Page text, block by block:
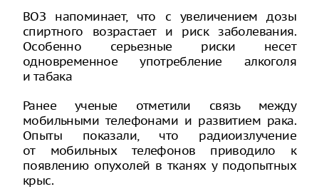
ВОЗ напоминает, что с увеличением дозы
спиртного возрастает и риск заболевания.
Особенно серьезные риски несет
одновременное употребление алкоголя
и табака
Ранее ученые отметили связь между
мобильными телефонами и развитием рака.
Опыты показали, что радиоизлучение
от мобильных телефонов приводило к
появлению опухолей в тканях у подопытных
крыс.